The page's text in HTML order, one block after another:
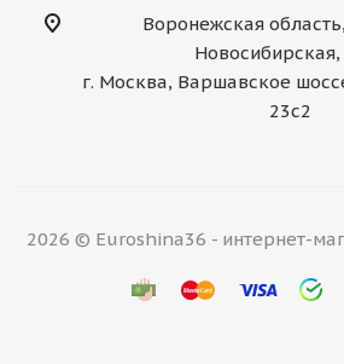
Воронежская
г. Москва, Варшавское
23с2
2026 © Euroshina36 - интернет-